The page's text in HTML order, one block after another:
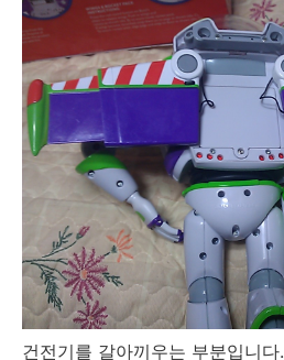
건전기를 갈아끼우는 부분입니다.